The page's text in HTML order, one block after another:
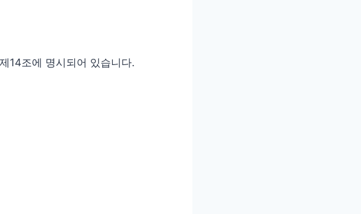
14조에 명시되어 있습니다.